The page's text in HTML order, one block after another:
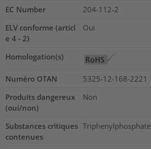
EC Number
204-112-2
ELV conforme (articl
e 4 - 2)
Oui
Homologation(s)
Numéro OTAN
5325-12-168-2221
Produits dangereux
(oui/non)
Non
Substances critiques
contenues
Triphenylphosphate